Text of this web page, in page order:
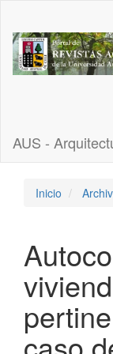
Contenido
principal
Barra
AUS -
Inicio